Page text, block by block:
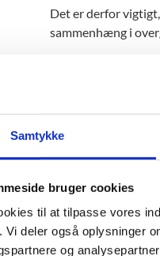
Samtykke
bruger cookies
til at tilpasse vores
Vi deler også oplysninger
og
Det er derfor
sammenhæng i
Opsigelse ved
Hvis
privatretlige
opsiger